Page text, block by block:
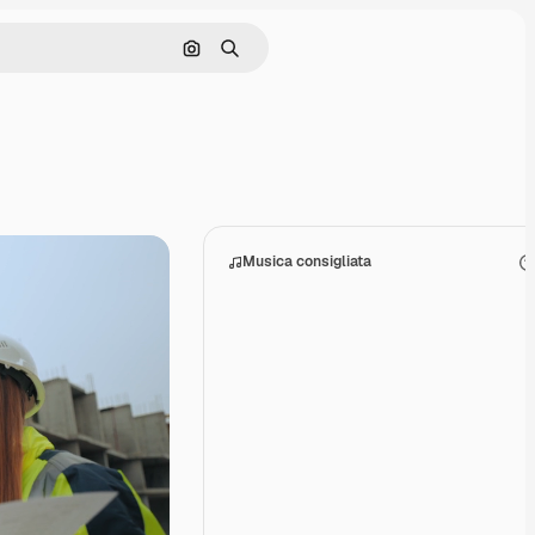
Cerca per immagine
Ricerca
Musica consigliata